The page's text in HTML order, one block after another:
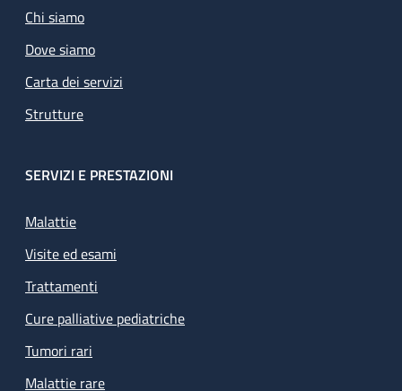
Chi siamo
Dove siamo
Carta dei servizi
Strutture
SERVIZI E PRESTAZIONI
Malattie
Visite ed esami
Trattamenti
Cure palliative pediatriche
Tumori rari
Malattie rare